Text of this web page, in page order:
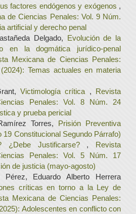
factores endógenos y exógenos ,
de Ciencias Penales: Vol. 9 Núm.
artificial y derecho penal
Delgado, Evolución de la
en la dogmática jurídico-penal
Mexicana de Ciencias Penales:
Temas actuales en materia
Victimología crítica , Revista
Penales: Vol. 8 Núm. 24
y prueba pericial
Torres, Prisión Preventiva
19 Constitucional Segundo Párrafo)
¿Debe Justificarse? , Revista
Penales: Vol. 5 Núm. 17
de justicia (mayo-agosto)
Pérez, Eduardo Alberto Herrera
críticas en torno a la Ley de
Mexicana de Ciencias Penales:
Adolescentes en conflicto con